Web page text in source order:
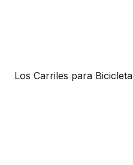
Los Carriles para Bicicleta